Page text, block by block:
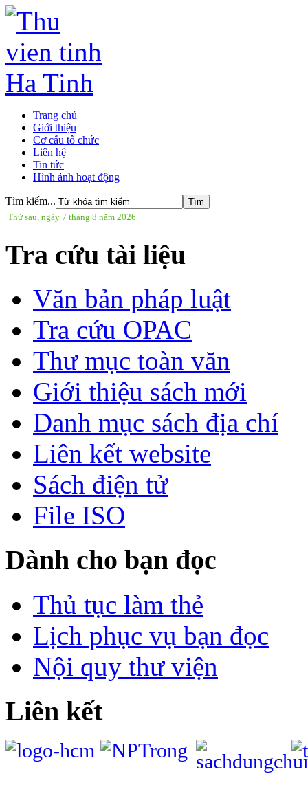
Trang chủ
Giới thiệu
Cơ cấu tổ chức
Liên hệ
Tin tức
Hình ảnh hoạt động
Tìm kiếm...
Thứ sáu, ngày 7 tháng 8 năm 2026.
Tra cứu tài liệu
Văn bản pháp luật
Tra cứu OPAC
Thư mục toàn văn
Giới thiệu sách mới
Danh mục sách địa chí
Liên kết website
Sách điện tử
File ISO
Dành cho bạn đọc
Thủ tục làm thẻ
Lịch phục vụ bạn đọc
Nội quy thư viện
Liên kết